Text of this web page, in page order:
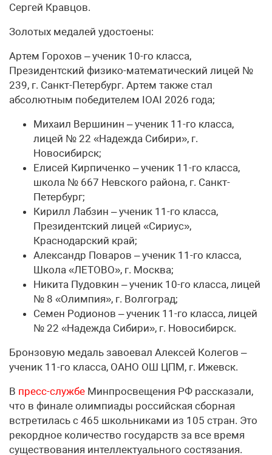
Сергей Кравцов.
Золотых медалей удостоены:
Артем Горохов – ученик 10-го класса,
Президентский физико-математический лицей №
239, г. Санкт-Петербург. Артем также стал
абсолютным победителем IOAI 2026 года;
Михаил Вершинин – ученик 11-го класса,
лицей № 22 «Надежда Сибири», г.
Новосибирск;
Елисей Кирпиченко – ученик 11-го класса,
школа № 667 Невского района, г. Санкт-
Петербург;
Кирилл Лабзин – ученик 11-го класса,
Президентский лицей «Сириус»,
Краснодарский край;
Александр Поваров – ученик 11-го класса,
Школа «ЛЕТОВО», г. Москва;
Никита Пудовкин – ученик 10-го класса, лицей
№ 8 «Олимпия», г. Волгоград;
Семен Родионов – ученик 11-го класса, лицей
№ 22 «Надежда Сибири», г. Новосибирск.
Бронзовую медаль завоевал Алексей Колегов –
ученик 11-го класса, ОАНО ОШ ЦПМ, г. Ижевск.
В пресс-службе Минпросвещения РФ рассказали,
что в финале олимпиады российская сборная
встретилась с 465 школьниками из 105 стран. Это
рекордное количество государств за все время
существования интеллектуального состязания.